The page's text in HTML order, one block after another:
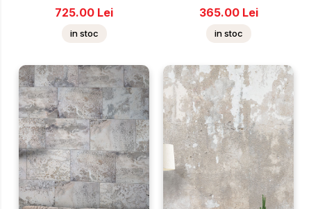
725.00 Lei
in stoc
365.00 Lei
in stoc